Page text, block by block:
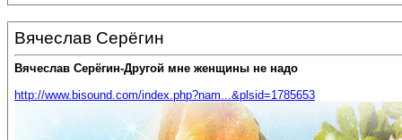
Вячеслав Серёгин
Вячеслав Серёгин-Другой мне женщины не надо
http://www.bisound.com/index.php?nam...&plsid=1785653